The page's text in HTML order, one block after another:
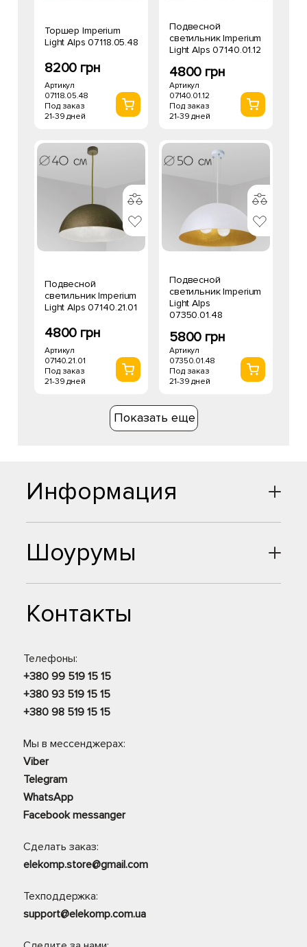
Торшер Imperium
Light Alps 07118.05.48
8200 грн
Артикул
07118.05.48
Под заказ
21-39 дней
Подвесной
светильник Imperium
Light Alps 07140.01.12
4800 грн
Артикул
07140.01.12
Под заказ
21-39 дней
Подвесной
светильник Imperium
Light Alps 07140.21.01
4800 грн
Артикул
07140.21.01
Под заказ
21-39 дней
Подвесной
светильник Imperium
Light Alps
07350.01.48
5800 грн
Артикул
07350.01.48
Под заказ
21-39 дней
Показать еще
Шоурумы
Контакты
Телефоны:
+380 99 519 15 15
+380 93 519 15 15
+380 98 519 15 15
Мы в мессенджерах:
Viber
Telegram
WhatsApp
Facebook messanger
Сделать заказ:
elekomp.store@gmail.com
Техподдержка:
support@elekomp.com.ua
Информация